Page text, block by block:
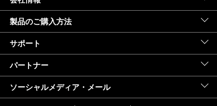
製品のご購入方法
サポート
パートナー
ソーシャルメディア・メール